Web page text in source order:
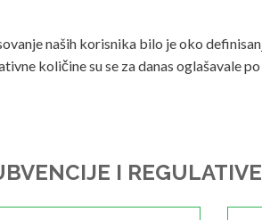
naših korisnika bilo je oko
količine su se za danas oglašavale
I REGULATIVE